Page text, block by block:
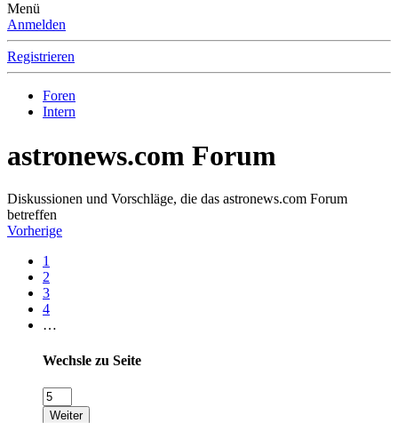
Menü
Anmelden
Registrieren
Foren
Intern
astronews.com Forum
Diskussionen und Vorschläge, die das astronews.com Forum
betreffen
Vorherige
1
2
3
4
…
Wechsle zu Seite
Weiter